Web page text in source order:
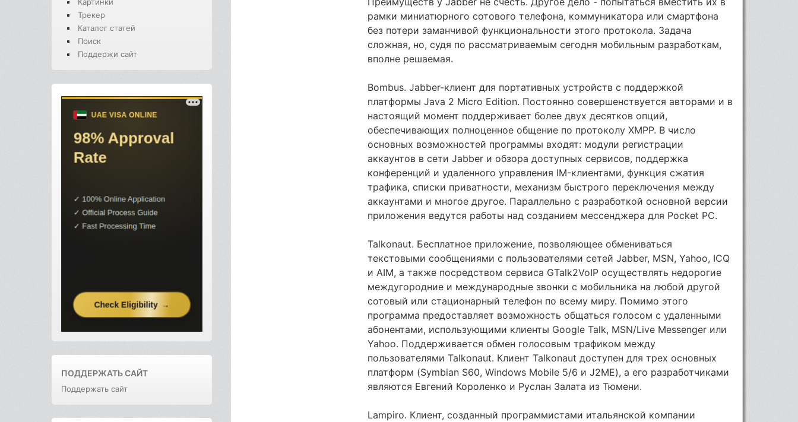
Картинки
Трекер
Каталог статей
Поиск
Поддержи сайт
ПОДДЕРЖАТЬ САЙТ
Поддержать сайт
рамки миниатюрного сотового телефона, коммуникатора или смартфона
без потери заманчивой функциональности этого протокола. Задача
сложная, но, судя по рассматриваемым сегодня мобильным разработкам,
вполне решаемая.
Bombus. Jabber-клиент для портативных устройств с поддержкой
платформы Java 2 Micro Edition. Постоянно совершенствуется авторами и в
настоящий момент поддерживает более двух десятков опций,
обеспечивающих полноценное общение по протоколу XMPP. В число
основных возможностей программы входят: модули регистрации
аккаунтов в сети Jabber и обзора доступных сервисов, поддержка
конференций и удаленного управления IM-клиентами, функция сжатия
трафика, списки приватности, механизм быстрого переключения между
аккаунтами и многое другое. Параллельно с разработкой основной версии
приложения ведутся работы над созданием мессенджера для Pocket PC.
Talkonaut. Бесплатное приложение, позволяющее обмениваться
текстовыми сообщениями с пользователями сетей Jabber, MSN, Yahoo, ICQ
и AIM, а также посредством сервиса GTalk2VoIP осуществлять недорогие
междугородние и международные звонки с мобильника на любой другой
сотовый или стационарный телефон по всему миру. Помимо этого
программа предоставляет возможность общаться голосом с удаленными
абонентами, использующими клиенты Google Talk, MSN/Live Messenger или
Yahoo. Поддерживается обмен голосовым трафиком между
пользователями Talkonaut. Клиент Talkonaut доступен для трех основных
платформ (Symbian S60, Windows Mobile 5/6 и J2ME), а его разработчиками
являются Евгений Короленко и Руслан Залата из Тюмени.
Lampiro. Клиент, созданный программистами итальянской компании